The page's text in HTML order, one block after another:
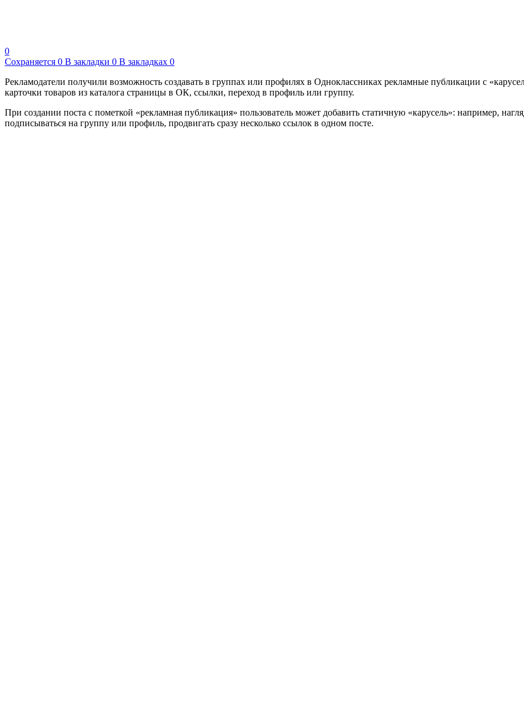
0
Сохраняется 0 В закладки 0 В закладках 0
Рекламодатели получили возможность создавать в группах или профилях в Одноклассниках рекламные публикации с
карточки товаров из каталога страницы в ОК, ссылки, переход в профиль или группу.
При создании поста с пометкой «рекламная публикация» пользователь может добавить статичную «карусель»: например,
подписываться на группу или профиль, продвигать сразу несколько ссылок в одном посте.